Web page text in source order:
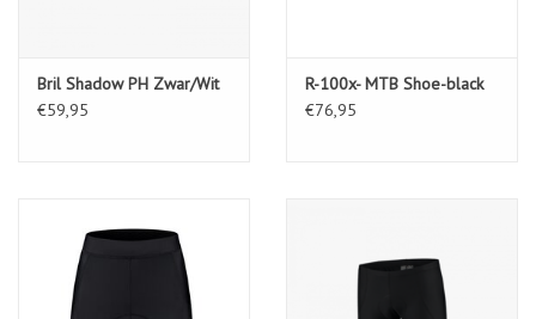
Bril Shadow PH Zwar/Wit
€59,95
R-100x- MTB Shoe-black
€76,95